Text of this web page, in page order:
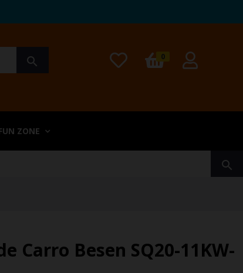
search 0
ZONE
search
Carro Besen SQ20-11KW-